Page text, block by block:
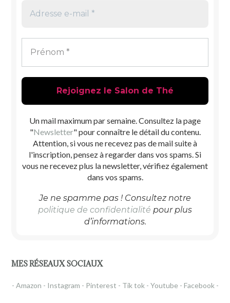
Un mail maximum par semaine. Consultez la page
"Newsletter" pour connaître le détail du contenu.
Attention, si vous ne recevez pas de mail suite à
l'inscription, pensez à regarder dans vos spams. Si
vous ne recevez plus la newsletter, vérifiez également
dans vos spams.
Je ne spamme pas ! Consultez notre
politique de confidentialité pour plus
d’informations.
MES RÉSEAUX SOCIAUX
- Amazon - Instagram - Pinterest - Tik tok - Youtube - Facebook -